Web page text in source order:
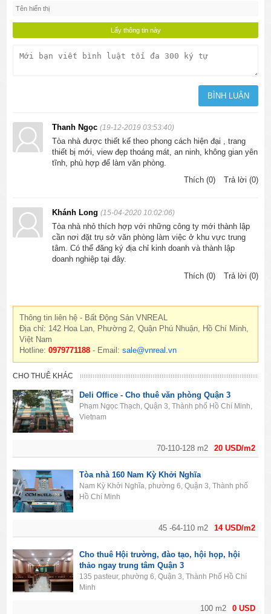
Thanh Ngọc(19-12-2019 03:53:40)
Tòa nhà được thiết kế theo phong cách hiện đại , trang
thiết bị mới, view đẹp thoáng mát, an ninh, không gian yên
tĩnh, phù hợp để làm văn phòng.
Thích (0)
Trả lời (0)
Khánh Long(15-04-2020 10:02:06)
Tòa nhà nhỏ thích hợp với những công ty mới thành lập
cần nơi đặt trụ sở văn phòng làm việc ở khu vực trung
tâm. Có thể đăng ký địa chỉ kinh doanh và thành lập
doanh nghiệp tại đây.
Thích (0)
Trả lời (0)
Thông tin liên hệ - Bất Động Sản VNREAL
Địa chỉ: 142 Hoa Lan, Phường 2, Quận Phú Nhuận, Hồ Chí Minh,
Việt Nam
Hotline:0979771188 - Email:sale@vnreal.vn
CHO THUÊ KHÁC
20 USD/m2
70-110-128 m2
Deli Office - Cho thuê văn phòng Quận 3
Phạm Ngọc Thạch, Quận 3, Thành phố Hồ Chí Minh,
Vietnam
14 USD/m2
45 -64-110 m2
Tòa nhà 160 Nam Kỳ Khởi Nghĩa
Nam Kỳ Khởi Nghĩa, phường 6, Quận 3, Thành phố
Hồ Chí Minh
0 USD
100 m2
Cho thuê Hội trường, đào tạo, hội họp, hội
thảo ngay trung tâm Quận 3
135 pasteur, phường 6, Quận 3, Thành Phố Hồ Chí
Minh